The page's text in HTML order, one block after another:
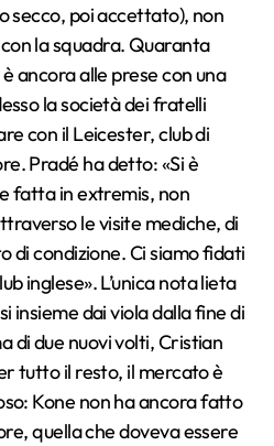
secco, poi accettato), non
la squadra. Quaranta
ancora alle prese con una
la società dei fratelli
con il Leicester, club di
Pradé ha detto: «Si è
fatta in extremis, non
le visite mediche, di
di condizione. Ci siamo fidati
inglese». L’unica nota lieta
insieme dai viola dalla fine di
di due nuovi volti, Cristian
tutto il resto, il mercato è
Kone non ha ancora fatto
quella che doveva essere